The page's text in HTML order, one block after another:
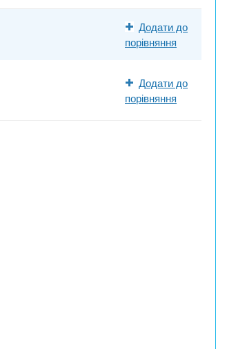
Додати до
порівняння
Додати до
порівняння